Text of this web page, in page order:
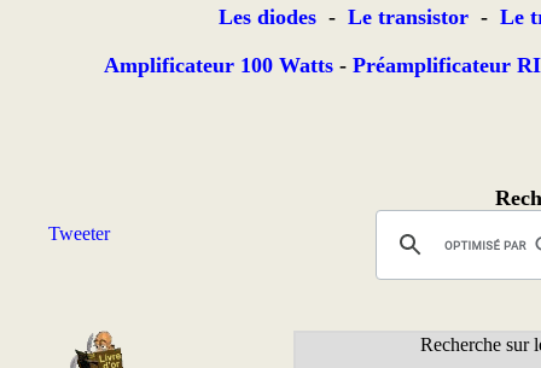
Les diodes - Le transistor - Le
Amplificateur 100 Watts- Préamplificateur
Tweeter
Recherche sur